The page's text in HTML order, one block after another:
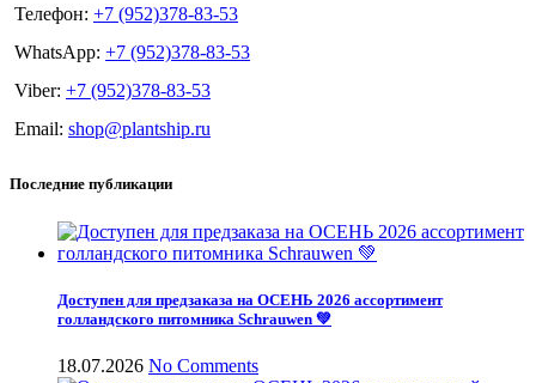
Телефон: +7 (952)378-83-53
WhatsApp: +7 (952)378-83-53
Viber: +7 (952)378-83-53
Email: shop@plantship.ru
Последние публикации
Доступен для предзаказа на ОСЕНЬ 2026 ассортимент
голландского питомника Schrauwen 💚
18.07.2026 No Comments